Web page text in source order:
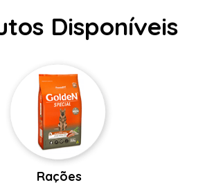
Disponíveis
Rações